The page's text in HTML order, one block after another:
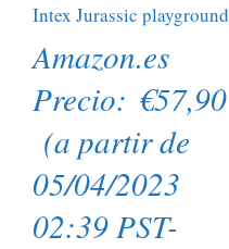
Intex Jurassic playground
Amazon.es
Precio: €57,90
(a partir de
05/04/2023
02:39 PST-